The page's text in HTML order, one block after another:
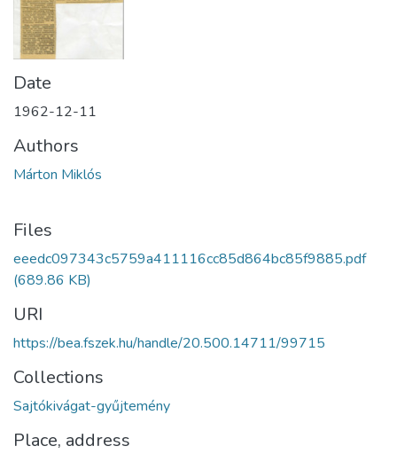
Date
1962-12-11
Authors
Márton Miklós
Files
eeedc097343c5759a411116cc85d864bc85f9885.pdf
(689.86 KB)
URI
https://bea.fszek.hu/handle/20.500.14711/99715
Collections
Sajtókivágat-gyűjtemény
Place, address